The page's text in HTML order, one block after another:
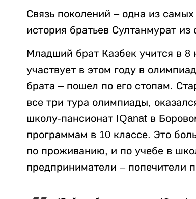
Связь поколений – одна из
история братьев Султанмурат
Младший брат Казбек учится в
участвует в этом году в
брата – пошел по его стопам.
все три тура олимпиады,
школу-пансионат IQanat в
программам в 10 классе. Это
по проживанию, и по учебе в
предприниматели – попечители